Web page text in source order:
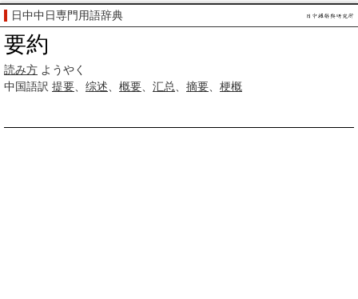
日中中日専門用語辞典
要約
読み方 ようやく
中国語訳 提要 综述 概要 汇总 摘要 梗概